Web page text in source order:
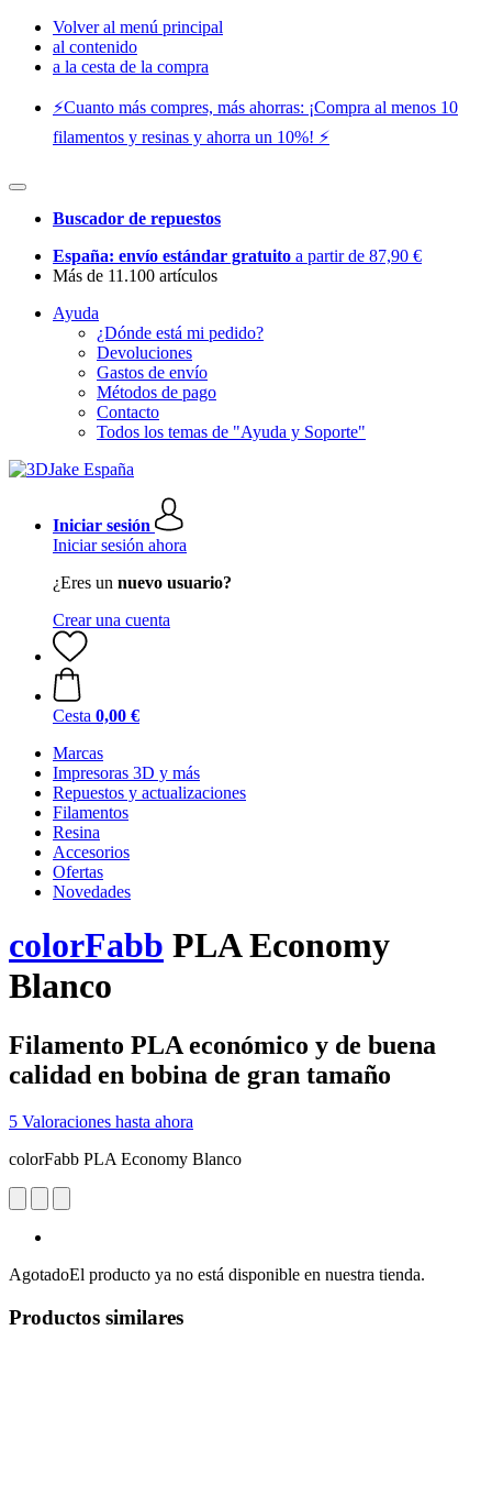
Volver al menú principal
al contenido
a la cesta de la compra
⚡️Cuanto más compres, más ahorras: ¡Compra al menos 10
filamentos y resinas y ahorra un 10%! ⚡️
Buscador de repuestos
España: envío estándar gratuito a partir de 87,90 €
Más de 11.100 artículos
Ayuda
¿Dónde está mi pedido?
Devoluciones
Gastos de envío
Métodos de pago
Contacto
Todos los temas de "Ayuda y Soporte"
Iniciar sesión
Iniciar sesión ahora
¿Eres un nuevo usuario?
Crear una cuenta
Cesta 0,00 €
Marcas
Impresoras 3D y más
Repuestos y actualizaciones
Filamentos
Resina
Accesorios
Ofertas
Novedades
colorFabb PLA Economy
Blanco
Filamento PLA económico y de buena
calidad en bobina de gran tamaño
5 Valoraciones hasta ahora
colorFabb PLA Economy Blanco
AgotadoEl producto ya no está disponible en nuestra tienda.
Productos similares